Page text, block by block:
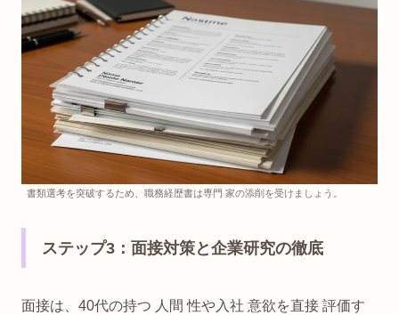
書類選考を突破するため、職務経歴書は専門 家の添削を受けましょう。
ステップ3：面接対策と企業研究の徹底
面接は、40代の持つ 人間 性や入社 意欲を直接 評価す